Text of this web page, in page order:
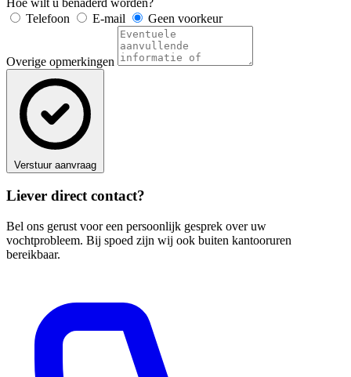
Telefoon
E-mail Geen voorkeur
Overige opmerkingen
Verstuur aanvraag
Liever direct contact?
Bel ons gerust voor een persoonlijk gesprek over uw
vochtprobleem. Bij spoed zijn wij ook buiten kantooruren
bereikbaar.